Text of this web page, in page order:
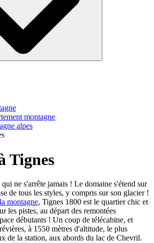
montagne
alpes
Tignes
ne s'arrête jamais ! Le domaine s'étend sur
de tous les styles, y compris sur son glacier !
montagne, Tignes 1800 est le quartier chic et
les pistes, au départ des remontées
débutants ! Un coup de télécabine, et
à 1550 mètres d'altitude, le plus
de la station, aux abords du lac de Chevril.